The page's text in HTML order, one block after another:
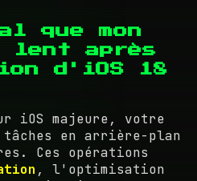
que mon
lent après
d'iOS 18
iOS majeure, votre
en arrière-plan
Ces opérations
, l'optimisation